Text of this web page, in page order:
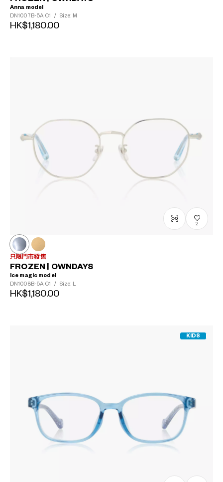
Anna model
DN1007B-5A C1 / Size: M
HK$1,180.00
2
只限門市發售
FROZEN | OWNDAYS
Ice magic model
DN1008B-5A C1 / Size: L
HK$1,180.00
KIDS